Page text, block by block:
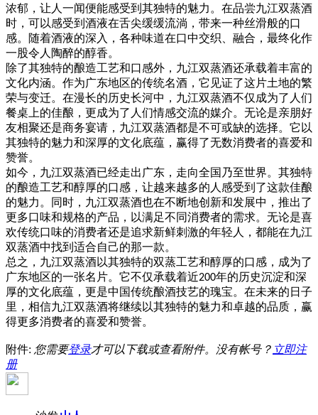
浓郁，让人一闻便能感受到其独特的魅力。在品尝九江双蒸酒
时，可以感受到酒液在舌尖缓缓流淌，带来一种丝滑般的口
感。随着酒液的深入，各种味道在口中交织、融合，最终化作
一股令人陶醉的醇香。
除了其独特的酿造工艺和口感外，九江双蒸酒还承载着丰富的
文化内涵。作为广东地区的传统名酒，它见证了这片土地的繁
荣与变迁。在漫长的历史长河中，九江双蒸酒不仅成为了人们
餐桌上的佳酿，更成为了人们情感交流的媒介。无论是亲朋好
友相聚还是商务宴请，九江双蒸酒都是不可或缺的选择。它以
其独特的魅力和深厚的文化底蕴，赢得了无数消费者的喜爱和
赞誉。
如今，九江双蒸酒已经走出广东，走向全国乃至世界。其独特
的酿造工艺和醇厚的口感，让越来越多的人感受到了这款佳酿
的魅力。同时，九江双蒸酒也在不断地创新和发展中，推出了
更多口味和规格的产品，以满足不同消费者的需求。无论是喜
欢传统口味的消费者还是追求新鲜刺激的年轻人，都能在九江
双蒸酒中找到适合自己的那一款。
总之，九江双蒸酒以其独特的双蒸工艺和醇厚的口感，成为了
广东地区的一张名片。它不仅承载着近200年的历史沉淀和深
厚的文化底蕴，更是中国传统酿酒技艺的瑰宝。在未来的日子
里，相信九江双蒸酒将继续以其独特的魅力和卓越的品质，赢
得更多消费者的喜爱和赞誉。
附件: 您需要登录才可以下载或查看附件。没有帐号？ 立即注
册